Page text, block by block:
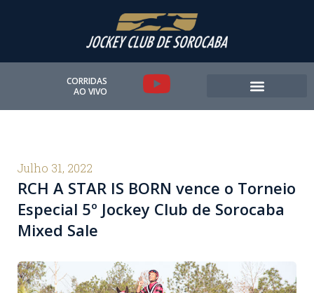
CORRIDAS
AO VIVO
Y
o
u
b
Julho 31, 2022
RCH A STAR IS BORN vence o Torneio
Especial 5º Jockey Club de Sorocaba
Mixed Sale